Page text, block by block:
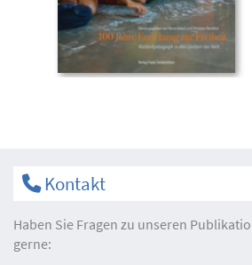
Kontakt
Haben Sie Fragen zu unseren
gerne: